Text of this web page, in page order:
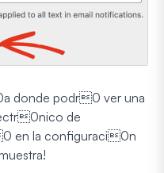
donde podr0 ver una
de
en la configuraci0n